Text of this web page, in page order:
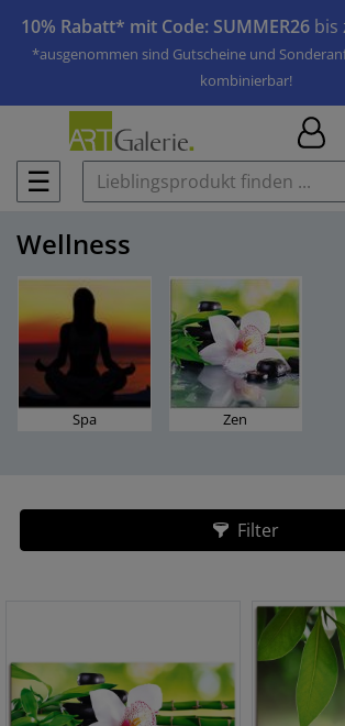
10% Rabatt* mit Code: SUMMER26 bis
*ausgenommen sind Gutscheine und
kombinierbar!
☰
Wellness
Spa Zen
Filter